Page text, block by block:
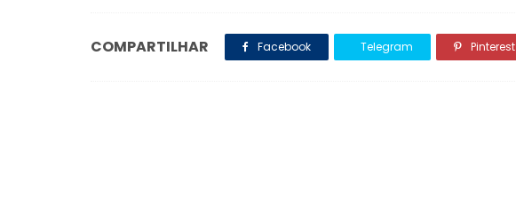
COMPARTILHAR Facebook Telegram Pinterest